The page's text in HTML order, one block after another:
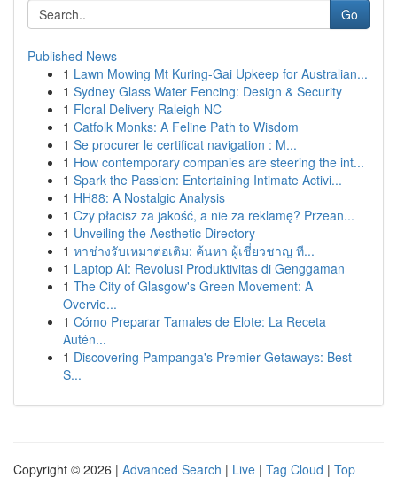
Go
Published News
1 Lawn Mowing Mt Kuring-Gai Upkeep for Australian...
1 Sydney Glass Water Fencing: Design & Security
1 Floral Delivery Raleigh NC
1 Catfolk Monks: A Feline Path to Wisdom
1 Se procurer le certificat navigation : M...
1 How contemporary companies are steering the int...
1 Spark the Passion: Entertaining Intimate Activi...
1 HH88: A Nostalgic Analysis
1 Czy płacisz za jakość, a nie za reklamę? Przean...
1 Unveiling the Aesthetic Directory
1 หาช่างรับเหมาต่อเติม: ค้นหา ผู้เชี่ยวชาญ ที...
1 Laptop AI: Revolusi Produktivitas di Genggaman
1 The City of Glasgow's Green Movement: A
Overvie...
1 Cómo Preparar Tamales de Elote: La Receta
Autén...
1 Discovering Pampanga's Premier Getaways: Best
S...
Copyright © 2026 | Advanced Search | Live | Tag Cloud | Top